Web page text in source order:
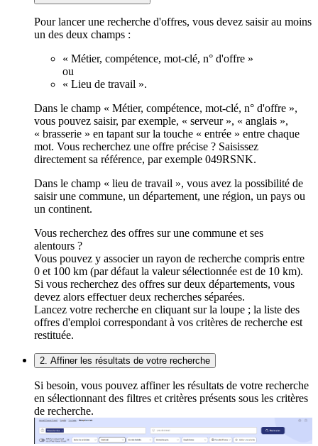
Pour lancer une recherche d'offres, vous devez saisir au moins
un des deux champs :
« Métier, compétence, mot-clé, n° d'offre »
ou
« Lieu de travail ».
Dans le champ « Métier, compétence, mot-clé, n° d'offre »,
vous pouvez saisir, par exemple, « serveur », « anglais »,
« brasserie » en tapant sur la touche « entrée » entre chaque
mot. Vous recherchez une offre précise ? Saisissez
directement sa référence, par exemple 049RSNK.
Dans le champ « lieu de travail », vous avez la possibilité de
saisir une commune, un département, une région, un pays ou
un continent.
Vous recherchez des offres sur une commune et ses
alentours ?
Vous pouvez y associer un rayon de recherche compris entre
0 et 100 km (par défaut la valeur sélectionnée est de 10 km).
Si vous recherchez des offres sur deux départements, vous
devez alors effectuer deux recherches séparées.
Lancez votre recherche en cliquant sur la loupe ; la liste des
offres d'emploi correspondant à vos critères de recherche est
restituée.
2. Affiner les résultats de votre recherche
Si besoin, vous pouvez affiner les résultats de votre recherche
en sélectionnant des filtres et critères présents sous les critères
de recherche.